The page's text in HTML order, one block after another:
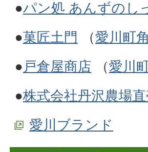
●パン処 あんずのし
●菓匠土門 （愛川町
● 戸倉屋商店 （愛川
●株式会社丹沢農場
愛川ブランド